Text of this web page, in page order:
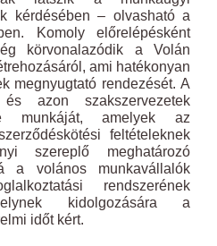
kérdésében – olvasható a
Komoly előrelépésként
körvonalazódik a Volán
ami hatékonyan
megnyugtató rendezését. A
azon szakszervezetek
munkáját, amelyek az
feltételeknek
szereplő meghatározó
a volános munkavállalók
rendszerének
kidolgozására a
időt kért.